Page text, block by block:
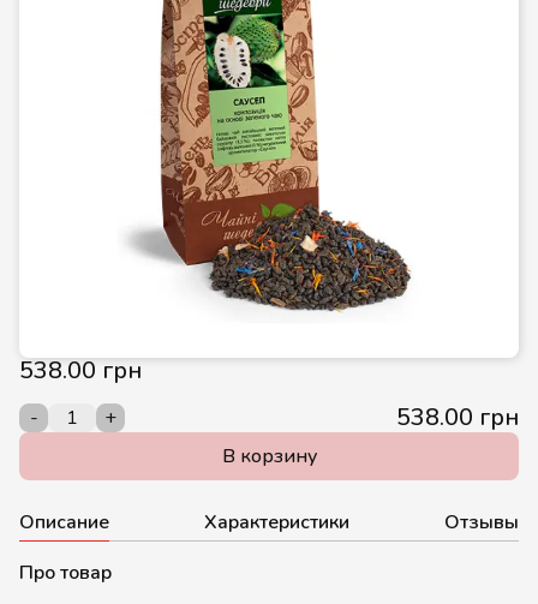
538.00 грн
- + 538.00 грн
В корзину
Описание Характеристики
Отзывы
Про товар